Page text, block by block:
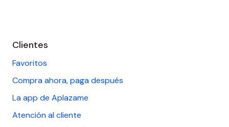
footer
Clientes
Favoritos
Compra ahora, paga después
La app de Aplazame
Atención al cliente